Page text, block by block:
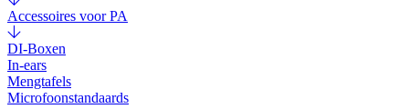
Accessoires voor PA
DI-Boxen
In-ears
Mengtafels
Microfoonstandaards